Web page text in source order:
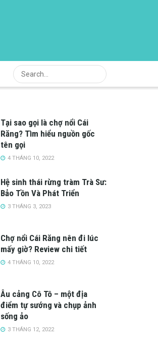
Tại sao gọi là chợ nổi Cái
Răng? Tìm hiểu nguồn gốc
tên gọi
4 THÁNG 10, 2022
Hệ sinh thái rừng tràm Trà Sư:
Bảo Tồn Và Phát Triển
3 THÁNG 3, 2023
Chợ nổi Cái Răng nên đi lúc
mấy giờ? Review chi tiết
4 THÁNG 10, 2022
Âu cảng Cô Tô – một địa
điểm tự sướng và chụp ảnh
sống ảo
3 THÁNG 12, 2022